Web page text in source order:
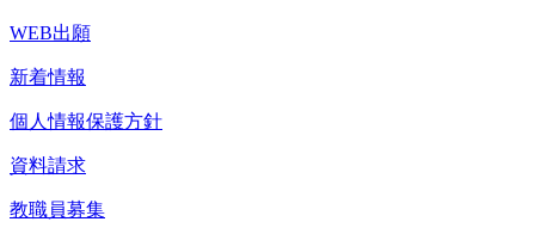
WEB出願
新着情報
個人情報保護方針
資料請求
教職員募集